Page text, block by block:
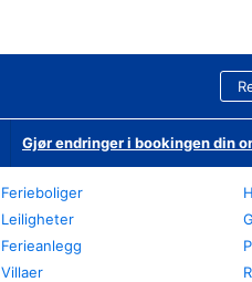
Gjør endringer i bookingen din
Ferieboliger
Leiligheter
Ferieanlegg
Villaer